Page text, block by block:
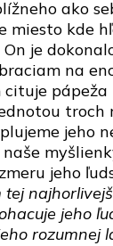
ako
miesto kde
On je
na
pápeža
troch
jeho
naše
jeho
tej
jeho
rozumnej